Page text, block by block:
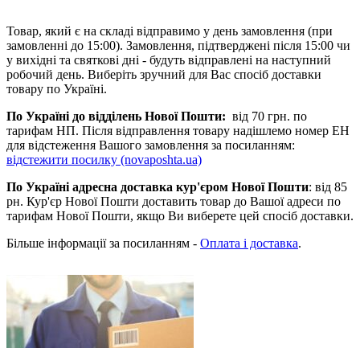
Товар, який є на складі відправимо у день замовлення (при
замовленні до 15:00). Замовлення, підтверджені після 15:00 чи
у вихідні та святкові дні - будуть відправлені на наступний
робочий день. Виберіть зручний для Вас спосіб доставки
товару по Україні.
По Україні до відділень Нової Пошти: від 70 грн. по
тарифам НП. Після відправлення товару надішлемо номер ЕН
для відстеження Вашого замовлення за посиланням:
відстежити посилку (novaposhta.ua)
По Україні адресна доставка кур'єром Нової Пошти: від 85
рн. Кур'єр Нової Пошти доставить товар до Вашої адреси по
тарифам Нової Пошти, якщо Ви виберете цей спосіб доставки.
Більше інформації за посиланням - Оплата і доставка.